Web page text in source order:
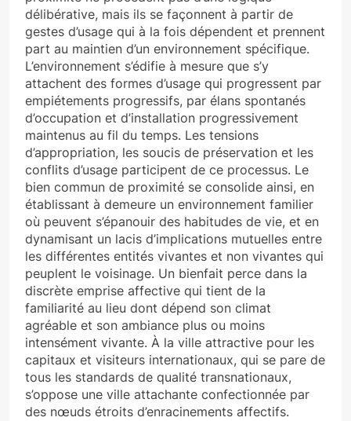
délibérative, mais ils se façonnent à partir de
gestes d’usage qui à la fois dépendent et prennent
part au maintien d’un environnement spécifique.
L’environnement s’édifie à mesure que s’y
attachent des formes d’usage qui progressent par
empiétements progressifs, par élans spontanés
d’occupation et d’installation progressivement
maintenus au fil du temps. Les tensions
d’appropriation, les soucis de préservation et les
conflits d’usage participent de ce processus. Le
bien commun de proximité se consolide ainsi, en
établissant à demeure un environnement familier
où peuvent s’épanouir des habitudes de vie, et en
dynamisant un lacis d’implications mutuelles entre
les différentes entités vivantes et non vivantes qui
peuplent le voisinage. Un bienfait perce dans la
discrète emprise affective qui tient de la
familiarité au lieu dont dépend son climat
agréable et son ambiance plus ou moins
intensément vivante. À la ville attractive pour les
capitaux et visiteurs internationaux, qui se pare de
tous les standards de qualité transnationaux,
s’oppose une ville attachante confectionnée par
des nœuds étroits d’enracinements affectifs.